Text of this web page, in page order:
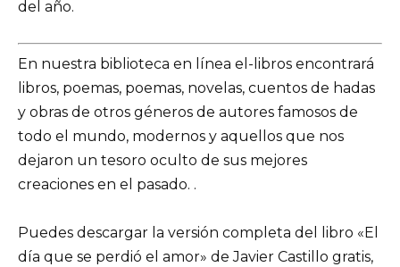
del año.
En nuestra biblioteca en línea el-libros encontrará
libros, poemas, poemas, novelas, cuentos de hadas
y obras de otros géneros de autores famosos de
todo el mundo, modernos y aquellos que nos
dejaron un tesoro oculto de sus mejores
creaciones en el pasado. .
Puedes descargar la versión completa del libro «El
día que se perdió el amor» de Javier Castillo gratis,